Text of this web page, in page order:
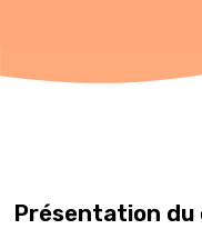
Présentation